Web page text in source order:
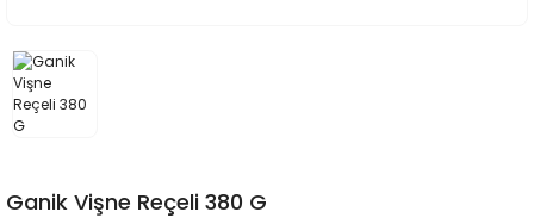
Ganik Vişne Reçeli 380 G